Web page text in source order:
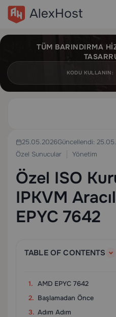
TÜM BARINDIRMA
KODU KULLANIN:
25.05.2026Güncellendi:
Özel Sunucular
Yönetim
Özel ISO
IPKVM
EPYC 7642
TABLE OF CONTENTS
AMD EPYC 7642
Başlamadan Önce
Adım Adım